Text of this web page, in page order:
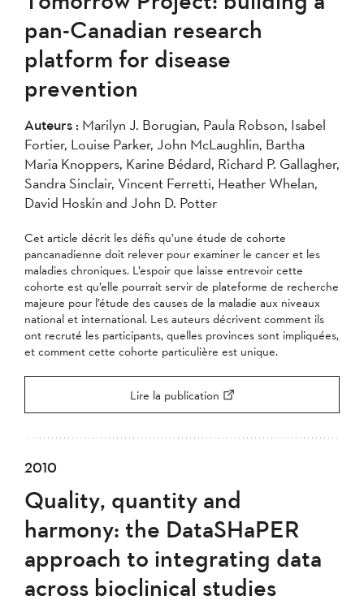
pan-Canadian research
platform for disease
prevention
Auteurs : Marilyn J. Borugian, Paula Robson, Isabel
Fortier, Louise Parker, John McLaughlin, Bartha
Maria Knoppers, Karine Bédard, Richard P. Gallagher,
Sandra Sinclair, Vincent Ferretti, Heather Whelan,
David Hoskin and John D. Potter
Cet article décrit les défis qu’une étude de cohorte
pancanadienne doit relever pour examiner le cancer et les
maladies chroniques. L’espoir que laisse entrevoir cette
cohorte est qu’elle pourrait servir de plateforme de recherche
majeure pour l’étude des causes de la maladie aux niveaux
national et international. Les auteurs décrivent comment ils
ont recruté les participants, quelles provinces sont impliquées,
et comment cette cohorte particulière est unique.
Lire la publication
2010
Quality, quantity and
harmony: the DataSHaPER
approach to integrating data
across bioclinical studies